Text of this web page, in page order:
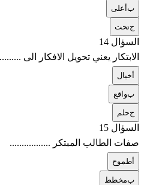
بأعلى
جتحت
السؤال 14
الابتكار يعني تحويل الافكار الى
خيال
بواقع
جحلم
السؤال 15
صفات الطالب المبتكر .................
طموح
بمخطط